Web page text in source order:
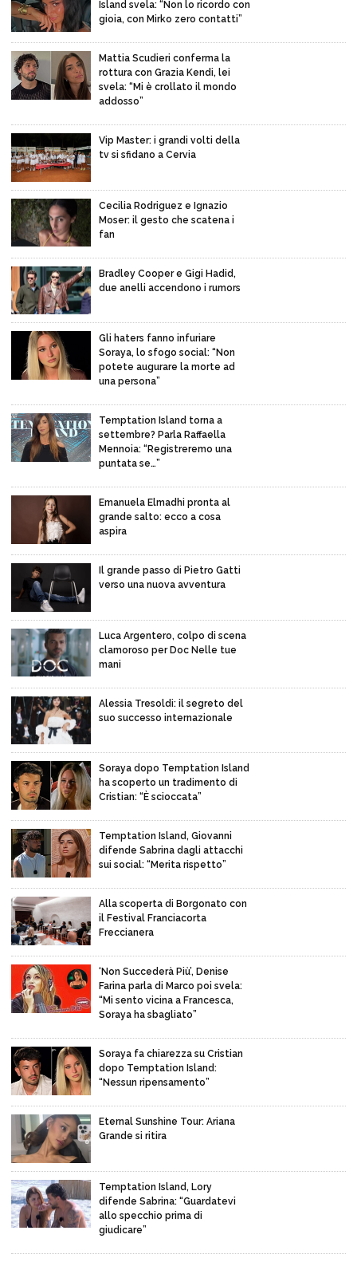
Island svela: “Non lo ricordo con
gioia, con Mirko zero contatti”
Mattia Scudieri conferma la
rottura con Grazia Kendi, lei
svela: “Mi è crollato il mondo
addosso”
Vip Master: i grandi volti della
tv si sfidano a Cervia
Cecilia Rodriguez e Ignazio
Moser: il gesto che scatena i
fan
Bradley Cooper e Gigi Hadid,
due anelli accendono i rumors
Gli haters fanno infuriare
Soraya, lo sfogo social: “Non
potete augurare la morte ad
una persona”
Temptation Island torna a
settembre? Parla Raffaella
Mennoia: “Registreremo una
puntata se…”
Emanuela Elmadhi pronta al
grande salto: ecco a cosa
aspira
Il grande passo di Pietro Gatti
verso una nuova avventura
Luca Argentero, colpo di scena
clamoroso per Doc Nelle tue
mani
Alessia Tresoldi: il segreto del
suo successo internazionale
Soraya dopo Temptation Island
ha scoperto un tradimento di
Cristian: “È scioccata”
Temptation Island, Giovanni
difende Sabrina dagli attacchi
sui social: “Merita rispetto”
Alla scoperta di Borgonato con
il Festival Franciacorta
Freccianera
‘Non Succederà Più’, Denise
Farina parla di Marco poi svela:
“Mi sento vicina a Francesca,
Soraya ha sbagliato”
Soraya fa chiarezza su Cristian
dopo Temptation Island:
“Nessun ripensamento”
Eternal Sunshine Tour: Ariana
Grande si ritira
Temptation Island, Lory
difende Sabrina: “Guardatevi
allo specchio prima di
giudicare”